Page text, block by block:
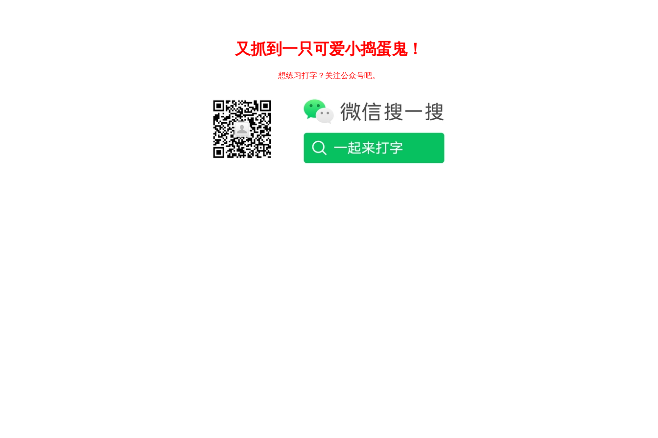
又抓到一只可爱小捣蛋鬼！
想练习打字？关注公众号吧。